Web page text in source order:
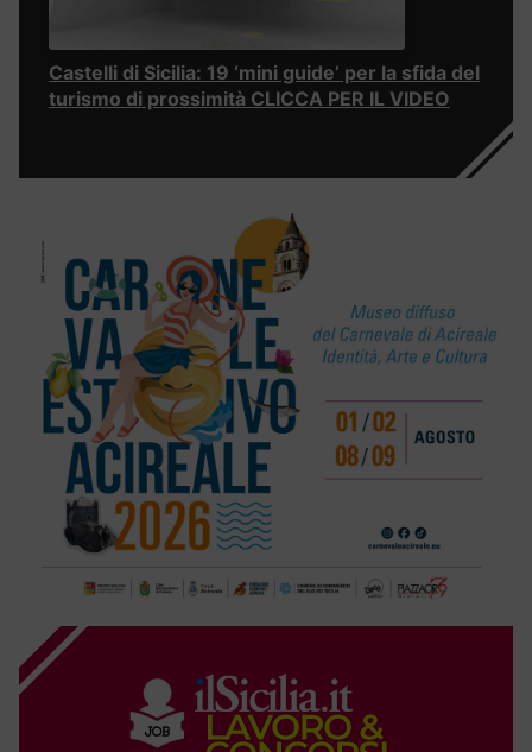
Castelli di Sicilia: 19 ‘mini guide’ per la sfida del
turismo di prossimità CLICCA PER IL VIDEO